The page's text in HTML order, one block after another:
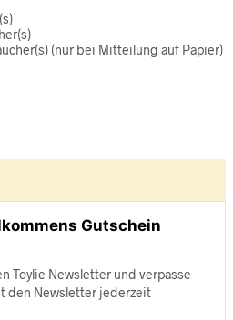
(nur bei Mitteilung auf Papier)
Gutschein
Toylie Newsletter und verpasse
den Newsletter jederzeit